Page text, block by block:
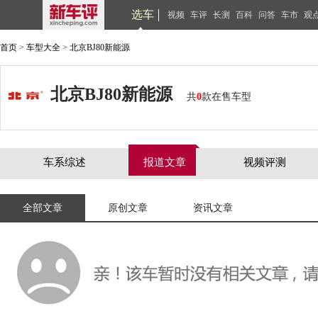
选车 视频 车评 长测 百科 问答 车市 观
首页 > 车型大全 > 北京BJ80新能源
北京BJ80新能源 共0款在售车型
车系综述 报道文章 视频评测
全部文章 原创文章 资讯文章